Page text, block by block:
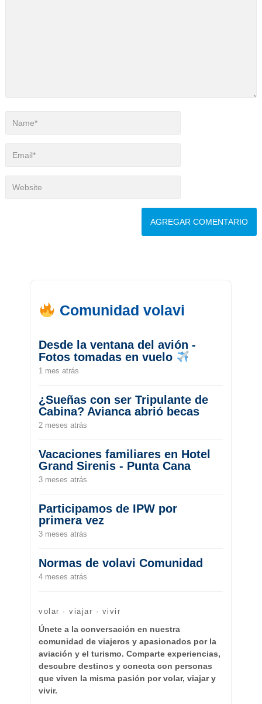
Comunidad volavi
Desde la ventana del avión -
Fotos tomadas en vuelo
1 mes atrás
¿Sueñas con ser Tripulante de
Cabina? Avianca abrió becas
2 meses atrás
Vacaciones familiares en Hotel
Grand Sirenis - Punta Cana
3 meses atrás
Participamos de IPW por
primera vez
3 meses atrás
Normas de volavi Comunidad
4 meses atrás
volar · viajar · vivir
Únete a la conversación en nuestra
comunidad de viajeros y apasionados por la
aviación y el turismo. Comparte experiencias,
descubre destinos y conecta con personas
que viven la misma pasión por volar, viajar y
vivir.